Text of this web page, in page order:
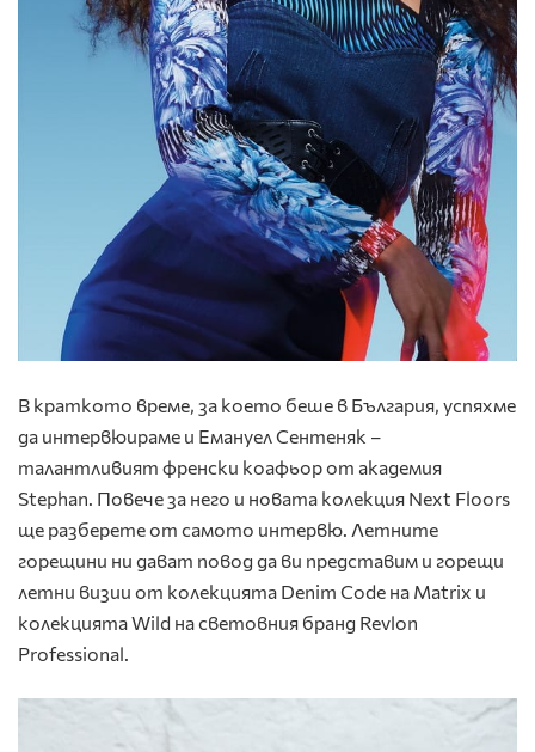
В краткото време, за което беше в България, успяхме
да интервюираме и Емануел Сентеняк –
талантливият френски коафьор от академия
Stephan. Повече за него и новата колекция Next Floors
ще разберете от самото интервю. Летните
горещини ни дават повод да ви представим и горещи
летни визии от колекцията Denim Code на Matrix и
колекцията Wild на световния бранд Revlon
Professional.